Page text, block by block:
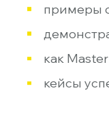
примеры
как
кейсы